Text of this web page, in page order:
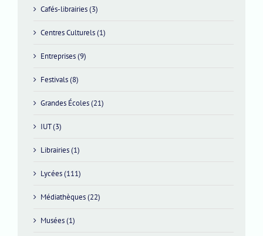
Cafés-librairies (3)
Centres Culturels (1)
Entreprises (9)
Festivals (8)
Grandes Écoles (21)
IUT (3)
Librairies (1)
Lycées (111)
Médiathèques (22)
Musées (1)